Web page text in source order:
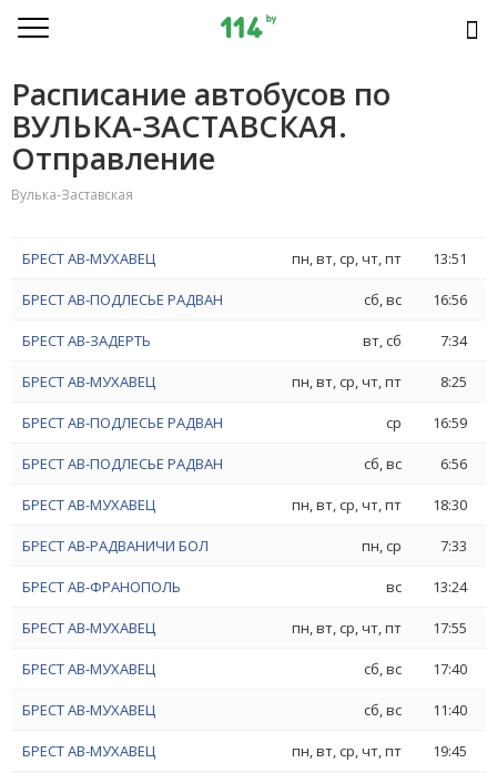
Расписание автобусов по
ВУЛЬКА-ЗАСТАВСКАЯ.
Отправление
Вулька-Заставская
БРЕСТ АВ-МУХАВЕЦ пн, вт, ср, чт, пт 13:51
БРЕСТ АВ-ПОДЛЕСЬЕ РАДВАН сб, вс 16:56
БРЕСТ АВ-ЗАДЕРТЬ вт, сб 7:34
БРЕСТ АВ-МУХАВЕЦ пн, вт, ср, чт, пт 8:25
БРЕСТ АВ-ПОДЛЕСЬЕ РАДВАН ср 16:59
БРЕСТ АВ-ПОДЛЕСЬЕ РАДВАН сб, вс 6:56
БРЕСТ АВ-МУХАВЕЦ пн, вт, ср, чт, пт 18:30
БРЕСТ АВ-РАДВАНИЧИ БОЛ пн, ср 7:33
БРЕСТ АВ-ФРАНОПОЛЬ вс 13:24
БРЕСТ АВ-МУХАВЕЦ пн, вт, ср, чт, пт 17:55
БРЕСТ АВ-МУХАВЕЦ сб, вс 17:40
БРЕСТ АВ-МУХАВЕЦ сб, вс 11:40
БРЕСТ АВ-МУХАВЕЦ пн, вт, ср, чт, пт 19:45